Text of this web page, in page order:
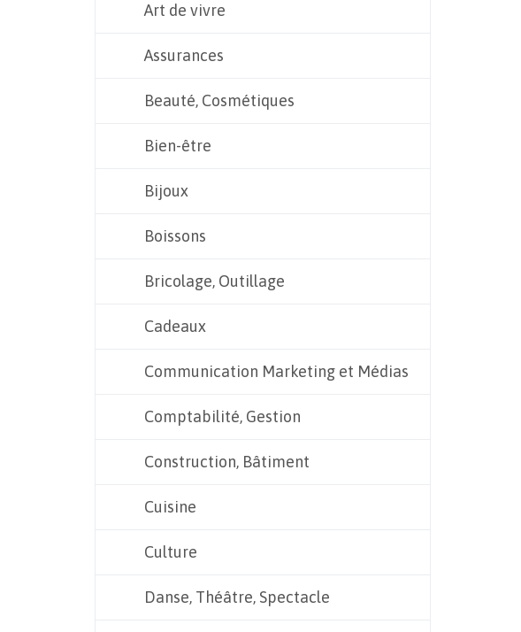
Art de vivre
Assurances
Beauté, Cosmétiques
Bien-être
Bijoux
Boissons
Bricolage, Outillage
Cadeaux
Communication Marketing et Médias
Comptabilité, Gestion
Construction, Bâtiment
Cuisine
Culture
Danse, Théâtre, Spectacle